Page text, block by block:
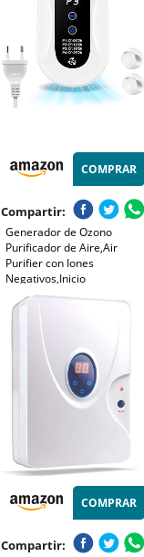
COMPRAR
Compartir:
Generador de Ozono
Purificador de Aire,Air
Purifier con Iones
Negativos,Inicio
Desodorizando
Esterilizador de Ozono Para
Organizador de
Cables,Blanco
COMPRAR
Compartir: